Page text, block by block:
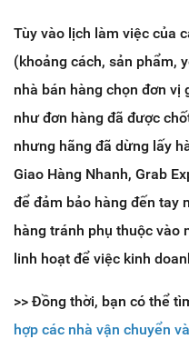
Tùy vào lịch làm việc của
(khoảng cách, sản phẩm,
nhà bán hàng chọn đơn vị
như đơn hàng đã được
nhưng hãng đã dừng lấy
Giao Hàng Nhanh, Grab
để đảm bảo hàng đến tay
hàng tránh phụ thuộc vào
linh hoạt để việc kinh
>> Đồng thời, bạn có thể
hợp các nhà vận chuyển